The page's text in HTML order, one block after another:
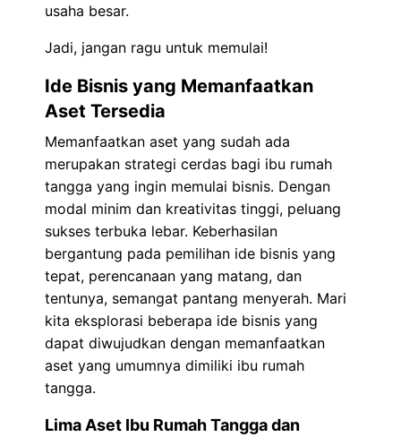
usaha besar.
Jadi, jangan ragu untuk memulai!
Ide Bisnis yang Memanfaatkan
Aset Tersedia
Memanfaatkan aset yang sudah ada
merupakan strategi cerdas bagi ibu rumah
tangga yang ingin memulai bisnis. Dengan
modal minim dan kreativitas tinggi, peluang
sukses terbuka lebar. Keberhasilan
bergantung pada pemilihan ide bisnis yang
tepat, perencanaan yang matang, dan
tentunya, semangat pantang menyerah. Mari
kita eksplorasi beberapa ide bisnis yang
dapat diwujudkan dengan memanfaatkan
aset yang umumnya dimiliki ibu rumah
tangga.
Lima Aset Ibu Rumah Tangga dan